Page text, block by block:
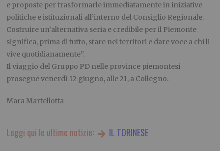
e proposte per trasformarle immediatamente in iniziative
politiche e istituzionali all’interno del Consiglio Regionale.
Costruire un’alternativa seria e credibile per il Piemonte
significa, prima di tutto, stare nei territori e dare voce a chi li
vive quotidianamente”.
Il viaggio del Gruppo PD nelle province piemontesi
prosegue venerdì 12 giugno, alle 21, a Collegno.
Mara Martellotta
Leggi qui le ultime notizie: IL TORINESE